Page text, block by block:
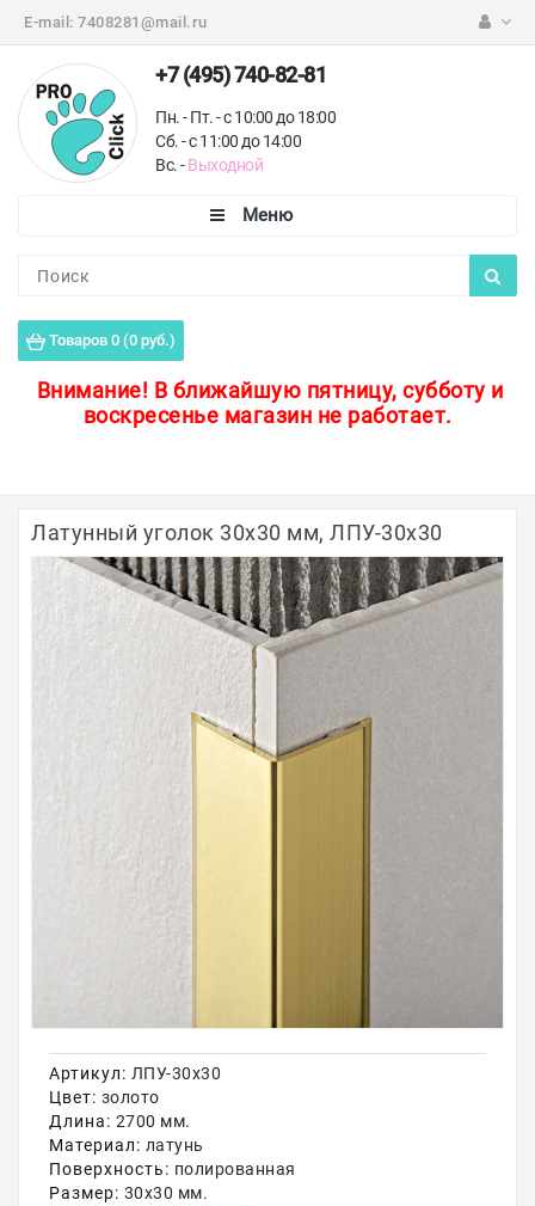
E-mail: 7408281@mail.ru
+7 (495) 740-82-81
Пн. - Пт. - с 10:00 до 18:00
Сб. - с 11:00 до 14:00
Вс. -Выходной
Товаров 0 (0 руб.)
Внимание! В ближайшую пятницу, субботу и
воскресенье магазин не работает.
Пороги для пола
Защитные уголки
Полосы из металла
Плинтуса
Профили для стекла и SPC
Обводы для труб
Алюминиевые профили
Крепёж и крепления
Садовая мебель
Контакты
Акции
Латунный уголок 30х30 мм, ЛПУ-30х30
Артикул: ЛПУ-30х30
Цвет: золото
Длина: 2700 мм.
Материал: латунь
Поверхность: полированная
Размер: 30х30 мм.